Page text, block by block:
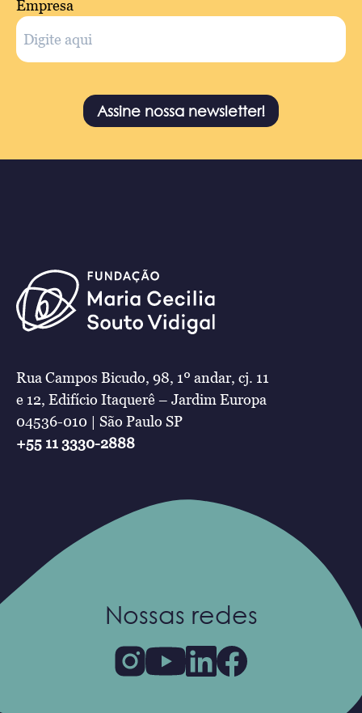
Empresa
Assine nossa newsletter!
Rua Campos Bicudo, 98, 1º andar, cj. 11
e 12, Edifício Itaquerê – Jardim Europa
04536-010 | São Paulo SP
+55 11 3330-2888
Nossas redes